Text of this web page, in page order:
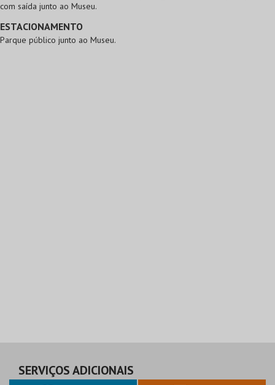
com saída junto ao Museu.
ESTACIONAMENTO
Parque público junto ao Museu.
SERVIÇOS ADICIONAIS